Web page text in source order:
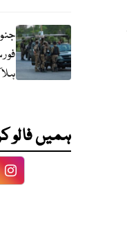
ہمیں فالو
Facebook